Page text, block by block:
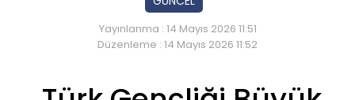
Yayınlanma : 14 Mayıs 2026 11:51
Düzenleme : 14 Mayıs 2026 11:52